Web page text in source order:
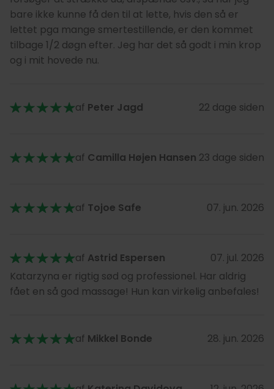
bare ikke kunne få den til at lette, hvis den så er
lettet pga mange smertestillende, er den kommet
tilbage 1/2 døgn efter. Jeg har det så godt i min krop
og i mit hovede nu.
af Peter Jagd 22 dage siden
af Camilla Højen Hansen 23 dage siden
af Tojoe Safe 07. jun. 2026
af Astrid Espersen
07. jul. 2026
Katarzyna er rigtig sød og professionel. Har aldrig
fået en så god massage! Hun kan virkelig anbefales!
af Mikkel Bonde 28. jun. 2026